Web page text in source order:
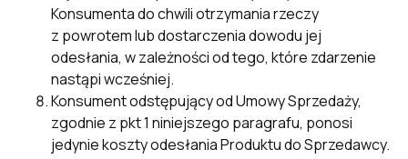
Konsumenta do chwili otrzymania rzeczy
z powrotem lub dostarczenia dowodu jej
odesłania, w zależności od tego, które zdarzenie
nastąpi wcześniej.
Konsument odstępujący od Umowy Sprzedaży,
zgodnie z pkt 1 niniejszego paragrafu, ponosi
jedynie koszty odesłania Produktu do Sprzedawcy.